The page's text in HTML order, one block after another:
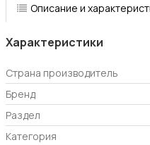
Описание и
Характеристики
Страна производитель
Бренд
Раздел
Категория